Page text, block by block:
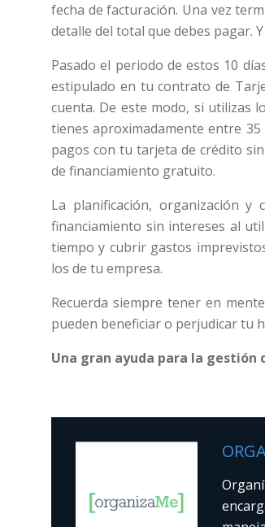
fecha de facturación. Una vez
detalle del total que debes pagar.
Pasado el periodo de estos 10
estipulado en tu contrato de
cuenta. De este modo, si utilizas
tienes aproximadamente entre
pagos con tu tarjeta de crédito
de financiamiento gratuito.
La planificación, organización
financiamiento sin intereses al
tiempo y cubrir gastos
los de tu empresa.
Recuerda siempre tener en
pueden beneficiar o perjudicar tu
Una gran ayuda para la gestión